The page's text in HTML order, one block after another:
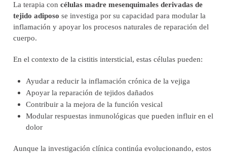
La terapia con células madre mesenquimales derivadas de
tejido adiposo se investiga por su capacidad para modular la
inflamación y apoyar los procesos naturales de reparación del
cuerpo.
En el contexto de la cistitis intersticial, estas células pueden:
Ayudar a reducir la inflamación crónica de la vejiga
Apoyar la reparación de tejidos dañados
Contribuir a la mejora de la función vesical
Modular respuestas inmunológicas que pueden influir en el
dolor
Aunque la investigación clínica continúa evolucionando, estos